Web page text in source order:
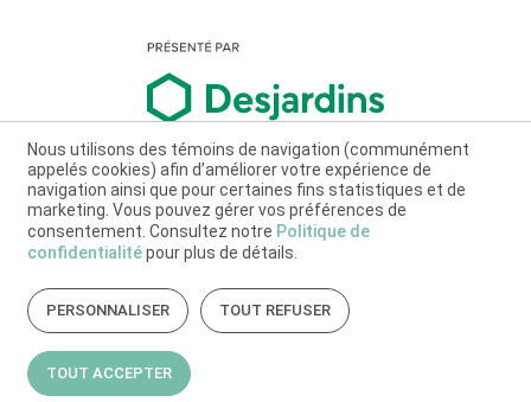
Nous utilisons des témoins de navigation (communément
appelés cookies) afin d’améliorer votre expérience de
navigation ainsi que pour certaines fins statistiques et de
marketing. Vous pouvez gérer vos préférences de
consentement. Consultez notre Politique de
confidentialitépour plus de détails.
PERSONNALISER TOUT REFUSER
TOUT ACCEPTER